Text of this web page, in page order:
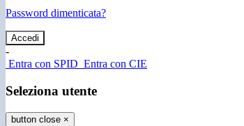
Password dimenticata?
-
Entra con SPID Entra con CIE
Seleziona utente
button close ×